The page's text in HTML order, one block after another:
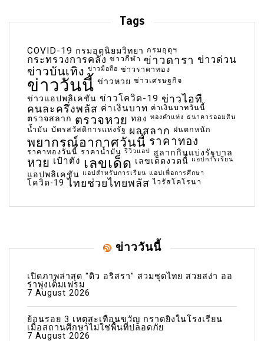
Tags
COVID-19 กรมอุตุนิยมวิทยา กรมอุตุฯ
กระทรวงการคลัง ข่าวกีฬา ข่าวดารา ข่าวด่วน
ข่าวบันเทิง ข่าวมือถือ ข่าวราคาทอง
ข่าววันนี้ ข่าวหวย ข่าวเศรษฐกิจ
ข่าวแอปพลิเคชัน ข่าวโควิด-19 ข่าวไอที
คนละครึ่งพลัส ค่าเงินบาท ค่าเงินบาทวันนี้
ตรวจสลาก ตรวจหวย ทอง ทองคำแท่ง ธนาคารออมสิน
น้ำมัน บัตรสวัสดิการแห่งรัฐ ผลสลาก ฝนตกหนัก
พยากรณ์อากาศวันนี้ ราคาทอง
ราคาทองวันนี้ ราคาน้ำมัน รีวิวแอป สลากกินแบ่งรัฐบาล
หวย เป๋าตัง เลขเด็ด เลขเด็ดงวดนี้ แอปการเรียน
แอปพลิเคชัน แอปสำหรับการเรียน แอปเพื่อการศึกษา
โควิด-19 ไทยช่วยไทยพลัส ไวรัสโคโรนา
ข่าววันนี้
เปิดภาพล่าสุด "ดิว อริสรา" สวมชุดไทย สวยสง่า ออ
ร่าพุ่งเต็มเฟรม
7 August 2026
ย้อนรอย 3 เหตุสะเทือนขวัญ กราดยิงในโรงเรียน
เมื่อสถานศึกษาไม่ใช่พื้นที่ปลอดภัย
7 August 2026